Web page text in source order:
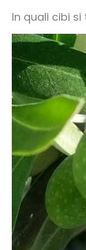
In quali cibi